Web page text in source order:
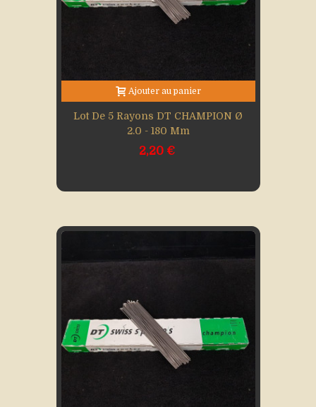
Ajouter au panier
Lot De 5 Rayons DT CHAMPION Ø
2.0 - 180 Mm
2,20 €